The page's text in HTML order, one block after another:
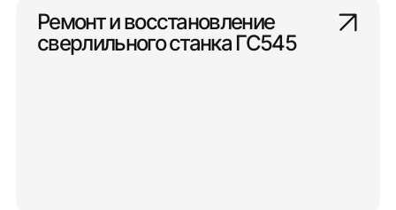
Ремонт и восстановление
сверлильного станка ГС545